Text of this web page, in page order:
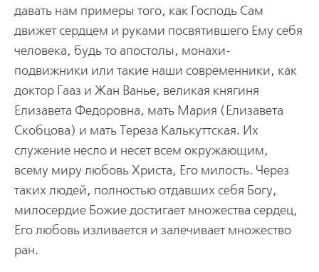
давать нам примеры того, как Господь Сам
движет сердцем и руками посвятившего Ему себя
человека, будь то апостолы, монахи-
подвижники или такие наши современники, как
доктор Гааз и Жан Ванье, великая княгиня
Елизавета Федоровна, мать Мария (Елизавета
Скобцова) и мать Тереза Калькуттская. Их
служение несло и несет всем окружающим,
всему миру любовь Христа, Его милость. Через
таких людей, полностью отдавших себя Богу,
милосердие Божие достигает множества сердец,
Его любовь изливается и залечивает множество
ран.